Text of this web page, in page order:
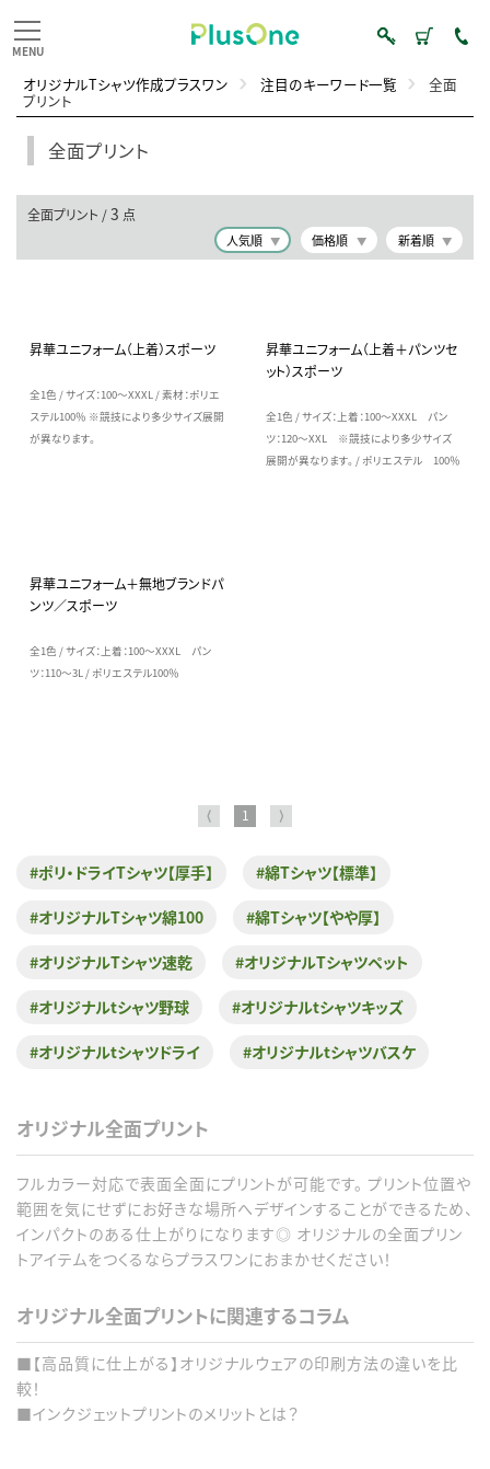
オリジナルTシャツ作成プラスワン 注目のキーワード一覧 全面
プリント
全面プリント
全面プリント /3 点
人気順 価格順 新着順
昇華ユニフォーム（上着）スポーツ
全1色 / サイズ：100～XXXL / 素材：ポリエ
ステル100％ ※競技により多少サイズ展開
が異なります。
昇華ユニフォーム（上着＋パンツセ
ット）スポーツ
全1色 / サイズ：上着：100～XXXL パン
ツ：120～XXL ※競技により多少サイズ
展開が異なります。 / ポリエステル 100％
昇華ユニフォーム＋無地ブランドパ
ンツ／スポーツ
全1色 / サイズ：上着：100～XXXL パン
ツ：110～3L / ポリエステル100％
⟨ 1 ⟩
#ポリ・ドライTシャツ【厚手】 #綿Tシャツ【標準】
#オリジナルTシャツ綿100 #綿Tシャツ【やや厚】
#オリジナルTシャツ速乾 #オリジナルTシャツペット
#オリジナルtシャツ野球 #オリジナルtシャツキッズ
#オリジナルtシャツドライ #オリジナルtシャツバスケ
オリジナル全面プリント
フルカラー対応で表面全面にプリントが可能です。 プリント位置や
範囲を気にせずにお好きな場所へデザインすることができるため、
インパクトのある仕上がりになります◎ オリジナルの全面プリン
トアイテムをつくるならプラスワンにおまかせください！
オリジナル全面プリントに関連するコラム
■【高品質に仕上がる】オリジナルウェアの印刷方法の違いを比
較！
■インクジェットプリントのメリットとは？